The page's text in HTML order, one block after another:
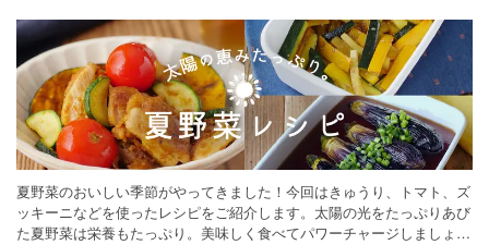
夏野菜のおいしい季節がやってきました！今回はきゅうり、トマト、ズ
ッキーニなどを使ったレシピをご紹介します。太陽の光をたっぷりあび
た夏野菜は栄養もたっぷり。美味しく食べてパワーチャージしましょう